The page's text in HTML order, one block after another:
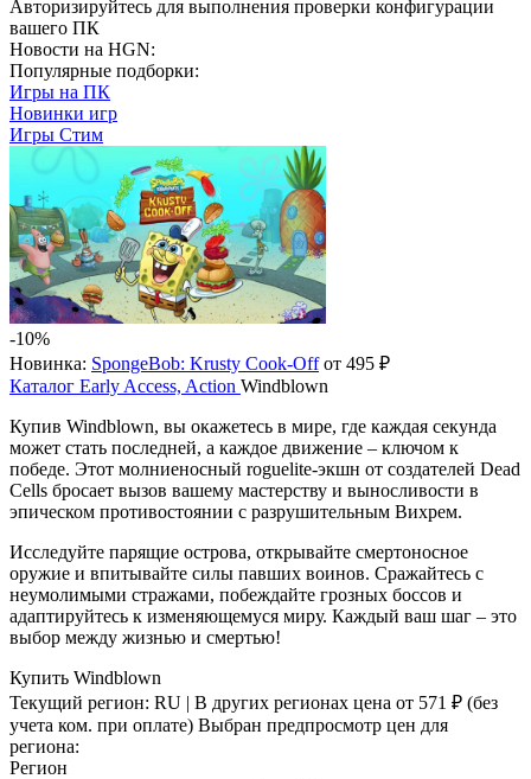
Авторизируйтесь для выполнения проверки конфигурации
вашего ПК
Новости на HGN:
Популярные подборки:
Игры на ПК
Новинки игр
Игры Стим
-10%
Новинка: SpongeBob: Krusty Cook-Offот 495 ₽
Каталог Early Access, Action Windblown
Купив Windblown, вы окажетесь в мире, где каждая секунда
может стать последней, а каждое движение – ключом к
победе. Этот молниеносный roguelite-экшн от создателей Dead
Cells бросает вызов вашему мастерству и выносливости в
эпическом противостоянии с разрушительным Вихрем.
Исследуйте парящие острова, открывайте смертоносное
оружие и впитывайте силы павших воинов. Сражайтесь с
неумолимыми стражами, побеждайте грозных боссов и
адаптируйтесь к изменяющемуся миру. Каждый ваш шаг – это
выбор между жизнью и смертью!
Купить Windblown
Текущий регион: RU | В других регионах цена от 571 ₽ (без
учета ком. при оплате) Выбран предпросмотр цен для
региона:
Регион